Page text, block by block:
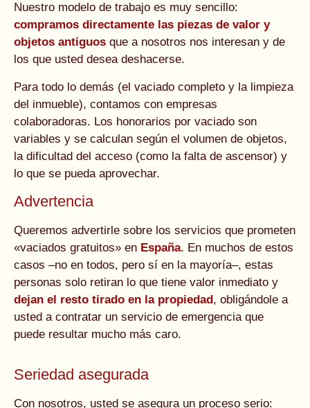
Nuestro modelo de trabajo es muy sencillo:
compramos directamente las piezas de valor y
objetos antiguos que a nosotros nos interesan y de
los que usted desea deshacerse.
Para todo lo demás (el vaciado completo y la limpieza
del inmueble), contamos con empresas
colaboradoras. Los honorarios por vaciado son
variables y se calculan según el volumen de objetos,
la dificultad del acceso (como la falta de ascensor) y
lo que se pueda aprovechar.
Advertencia
Queremos advertirle sobre los servicios que prometen
«vaciados gratuitos» en España. En muchos de estos
casos –no en todos, pero sí en la mayoría–, estas
personas solo retiran lo que tiene valor inmediato y
dejan el resto tirado en la propiedad, obligándole a
usted a contratar un servicio de emergencia que
puede resultar mucho más caro.
Seriedad asegurada
Con nosotros, usted se asegura un proceso serio: